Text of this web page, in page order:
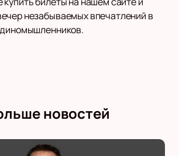
незабываемых впечатлений в
новостей